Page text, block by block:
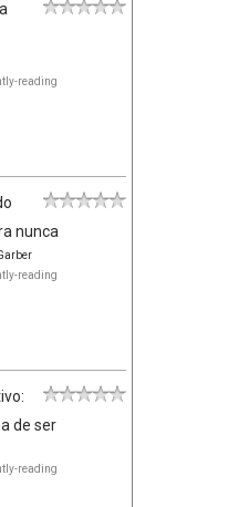
reading
nunca
reading
de ser
reading